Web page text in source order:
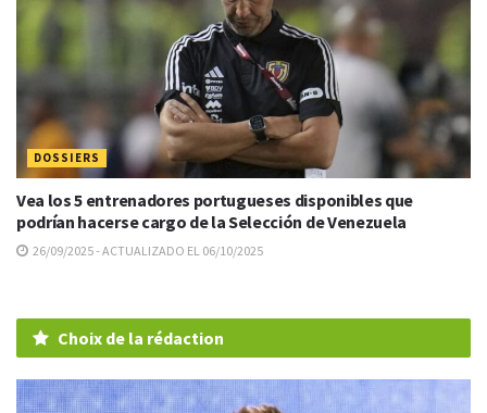
DOSSIERS
Vea los 5 entrenadores portugueses disponibles que
podrían hacerse cargo de la Selección de Venezuela
26/09/2025 - ACTUALIZADO EL 06/10/2025
Choix de la rédaction